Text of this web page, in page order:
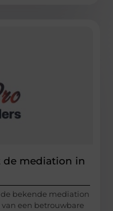
de mediation in
bekende mediation
een betrouwbare